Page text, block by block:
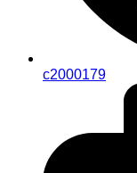
c2000179